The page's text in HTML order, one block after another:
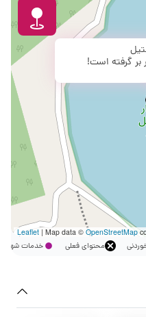
بر گرفته است!
| Map data © OpenStreetMap
محتوای فعلی خدمات